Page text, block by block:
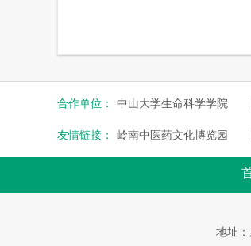
合作单位： 中山大学生命科学学院
友情链接： 岭南中医药文化博览园
地址